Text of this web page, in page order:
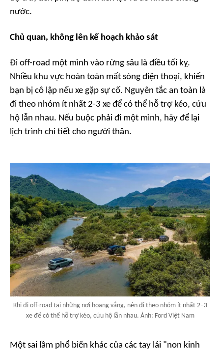
nước.
Chủ quan, không lên kế hoạch khảo sát
Đi off-road một mình vào rừng sâu là điều tối kỵ.
Nhiều khu vực hoàn toàn mất sóng điện thoại, khiến
bạn bị cô lập nếu xe gặp sự cố. Nguyên tắc an toàn là
đi theo nhóm ít nhất 2-3 xe để có thể hỗ trợ kéo, cứu
hộ lẫn nhau. Nếu buộc phải đi một mình, hãy để lại
lịch trình chi tiết cho người thân.
Khi đi off-road tại những nơi hoang vắng, nên đi theo nhóm ít nhất 2–3
xe để có thể hỗ trợ kéo, cứu hộ lẫn nhau. Ảnh: Ford Việt Nam
Một sai lầm phổ biến khác của các tay lái "non kinh